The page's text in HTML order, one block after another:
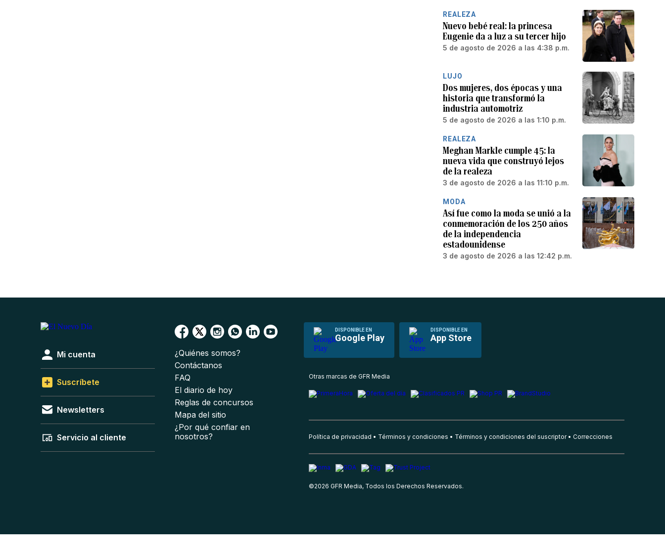
REALEZA
Nuevo bebé real: la princesa
Eugenie da a luz a su tercer hijo
5 de agosto de 2026 a las 4:38 p.m.
LUJO
Dos mujeres, dos épocas y una
historia que transformó la
industria automotriz
5 de agosto de 2026 a las 1:10 p.m.
REALEZA
Meghan Markle cumple 45: la
nueva vida que construyó lejos
de la realeza
3 de agosto de 2026 a las 11:10 p.m.
MODA
Así fue como la moda se unió a la
conmemoración de los 250 años
de la independencia
estadounidense
3 de agosto de 2026 a las 12:42 p.m.
DISPONIBLE EN
Google Play
DISPONIBLE EN
App Store
Mi cuenta
Suscríbete
Newsletters
Servicio al cliente
¿Quiénes somos?
Contáctanos
FAQ
El diario de hoy
Reglas de concursos
Mapa del sitio
¿Por qué confiar en
nosotros?
Otras marcas de GFR Media
Política de privacidad Términos y condiciones Términos y condiciones del suscriptor Correcciones
©2026 GFR Media, Todos los Derechos Reservados.